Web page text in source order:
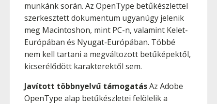
munkánk során. Az OpenType betűkészlettel
szerkesztett dokumentum ugyanúgy jelenik
meg Macintoshon, mint PC-n, valamint Kelet-
Európában és Nyugat-Európában. Többé
nem kell tartani a megváltozott betűképektől,
kicserélődött karakterektől sem.
Javított többnyelvű támogatásAz Adobe
OpenType alap betűkészletei felölelik a